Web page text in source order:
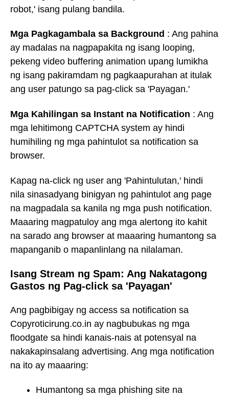
robot,' isang pulang bandila.
Mga Pagkagambala sa Background : Ang pahina
ay madalas na nagpapakita ng isang looping,
pekeng video buffering animation upang lumikha
ng isang pakiramdam ng pagkaapurahan at itulak
ang user patungo sa pag-click sa 'Payagan.'
Mga Kahilingan sa Instant na Notification : Ang
mga lehitimong CAPTCHA system ay hindi
humihiling ng mga pahintulot sa notification sa
browser.
Kapag na-click ng user ang 'Pahintulutan,' hindi
nila sinasadyang binigyan ng pahintulot ang page
na magpadala sa kanila ng mga push notification.
Maaaring magpatuloy ang mga alertong ito kahit
na sarado ang browser at maaaring humantong sa
mapanganib o mapanlinlang na nilalaman.
Isang Stream ng Spam: Ang Nakatagong
Gastos ng Pag-click sa 'Payagan'
Ang pagbibigay ng access sa notification sa
Copyroticirung.co.in ay nagbubukas ng mga
floodgate sa hindi kanais-nais at potensyal na
nakakapinsalang advertising. Ang mga notification
na ito ay maaaring:
Humantong sa mga phishing site na